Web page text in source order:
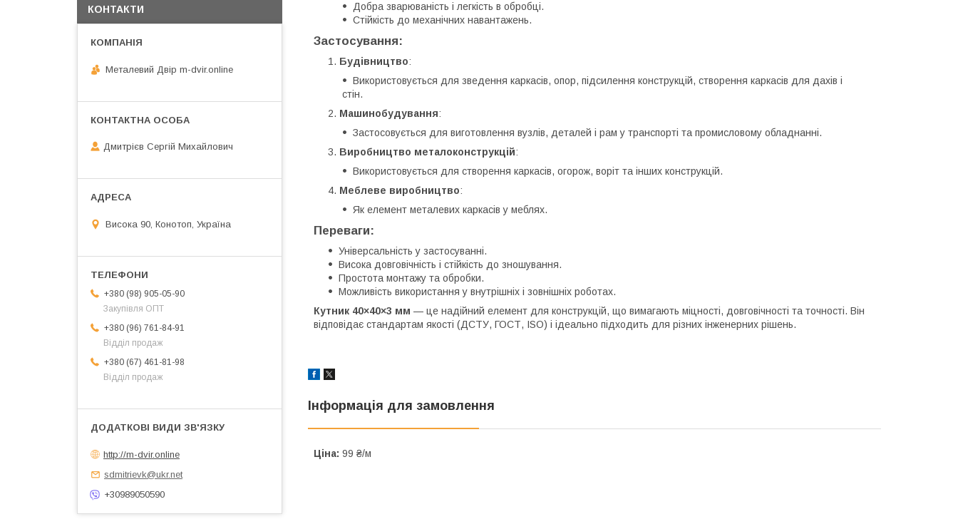
Добра зварюваність і легкість в обробці.
Стійкість до механічних навантажень.
Застосування:
Будівництво:
Використовується для зведення каркасів, опор, підсилення конструкцій, створення каркасів для дахів і
стін.
Машинобудування:
Застосовується для виготовлення вузлів, деталей і рам у транспорті та промисловому обладнанні.
Виробництво металоконструкцій:
Використовується для створення каркасів, огорож, воріт та інших конструкцій.
Меблеве виробництво:
Як елемент металевих каркасів у меблях.
Переваги:
Універсальність у застосуванні.
Висока довговічність і стійкість до зношування.
Простота монтажу та обробки.
Можливість використання у внутрішніх і зовнішніх роботах.
Кутник 40×40×3 мм — це надійний елемент для конструкцій, що вимагають міцності, довговічності та точності. Він
відповідає стандартам якості (ДСТУ, ГОСТ, ISO) і ідеально підходить для різних інженерних рішень.
Інформація для замовлення
Ціна: 99 ₴/м
КОНТАКТИ
Металевий Двір m-dvir.online
Дмитрієв Сергій Михайлович
Висока 90, Конотоп, Україна
+380 (98) 905-05-90
Закупівля ОПТ
+380 (96) 761-84-91
Відділ продаж
+380 (67) 461-81-98
Відділ продаж
http://m-dvir.online
sdmitrievk@ukr.net
+30989050590